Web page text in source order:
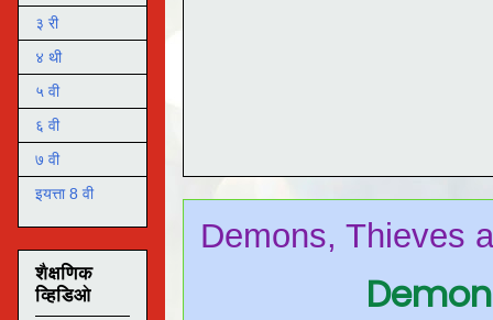
Demons, Thieves
३ री
४ थी
५ वी
६ वी
७ वी
इयत्ता 8 वी
शैक्षणिक
व्हिडिओ